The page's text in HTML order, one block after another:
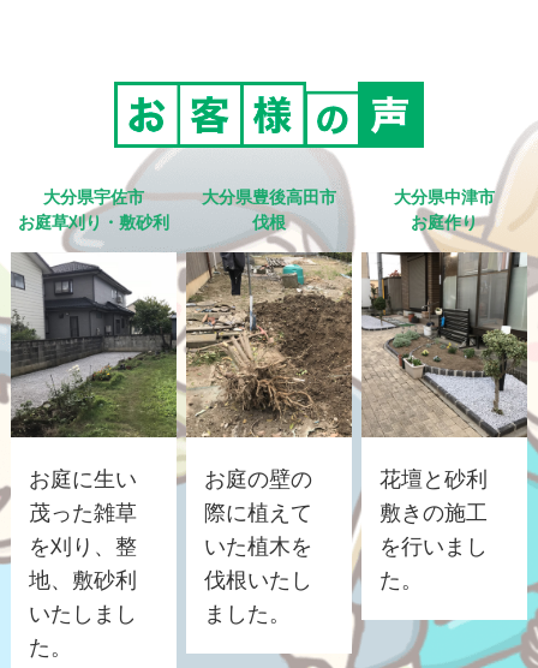
大分県宇佐市
お庭草刈り・敷砂利
お庭に生い
茂った雑草
を刈り、整
地、敷砂利
いたしまし
た。
大分県豊後高田市
伐根
お庭の壁の
際に植えて
いた植木を
伐根いたし
ました。
大分県中津市
お庭作り
花壇と砂利
敷きの施工
を行いまし
た。